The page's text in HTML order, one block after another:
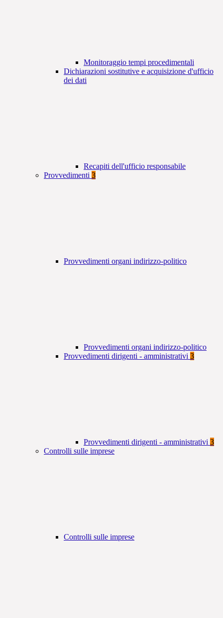
Monitoraggio tempi procedimentali
Dichiarazioni sostitutive e acquisizione d'ufficio
dei dati
Recapiti dell'ufficio responsabile
Provvedimenti 3
Provvedimenti organi indirizzo-politico
Provvedimenti organi indirizzo-politico
Provvedimenti dirigenti - amministrativi 3
Provvedimenti dirigenti - amministrativi 3
Controlli sulle imprese
Controlli sulle imprese